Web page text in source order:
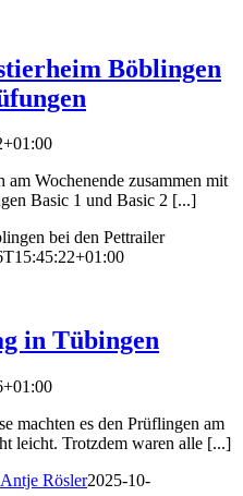
Böblingen
Wochenende zusammen mit
Basic 1 und Basic 2 [...]
bei den Pettrailer
in Tübingen
machten es den Prüflingen am
leicht. Trotzdem waren alle [...]
Antje Rösler2025-10-